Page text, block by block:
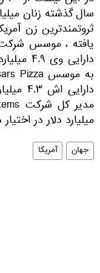
سال گذشته زنان میلیاردر
ثروتمندترین زن
میلیارد دلار در اختیار
جهان آمریکا